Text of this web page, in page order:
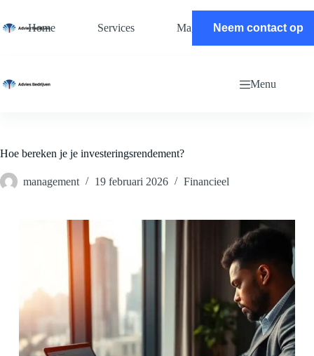
de
Home Services Magazine Contact
Neem contact op
Menu
Hoe bereken je je investeringsrendement?
management 19 februari 2026 Financieel